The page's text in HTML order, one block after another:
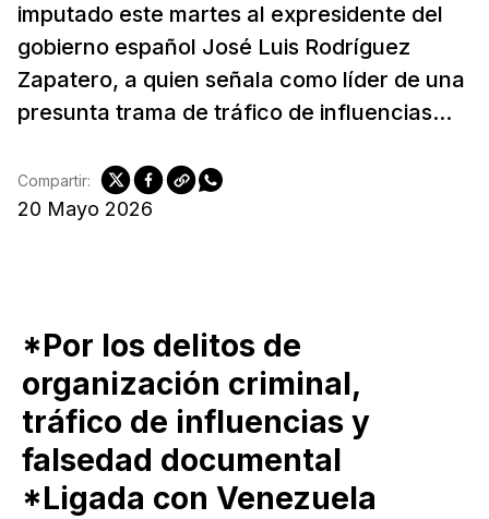
imputado este martes al expresidente del
gobierno español José Luis Rodríguez
Zapatero, a quien señala como líder de una
presunta trama de tráfico de influencias...
20 Mayo 2026
Compartir:
*Por los delitos de
organización criminal,
tráfico de influencias y
falsedad documental
*Ligada con Venezuela